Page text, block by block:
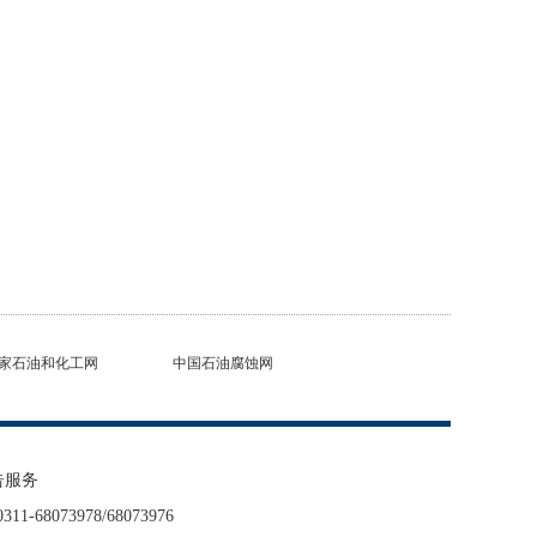
石油和化工网 中国石油腐蚀网
服务
68073978/68073976